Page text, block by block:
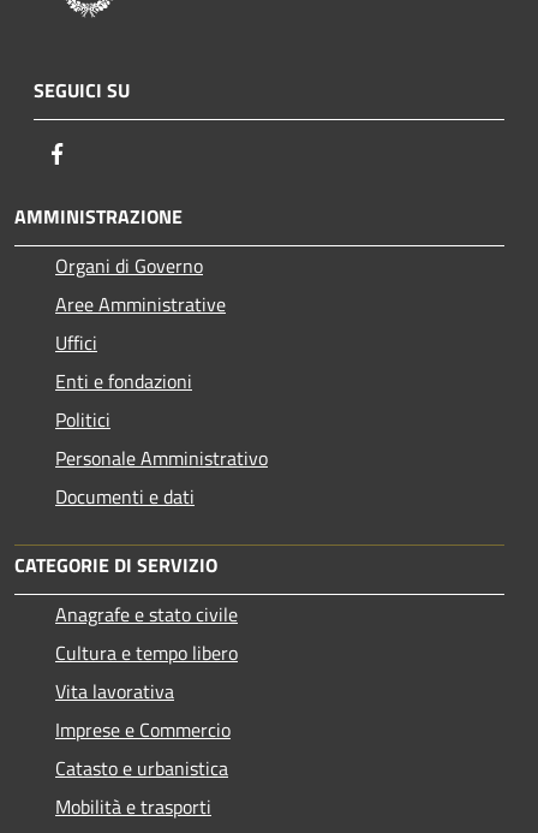
SEGUICI SU
AMMINISTRAZIONE
Organi di Governo
Aree Amministrative
Uffici
Enti e fondazioni
Politici
Personale Amministrativo
Documenti e dati
CATEGORIE DI SERVIZIO
Anagrafe e stato civile
Cultura e tempo libero
Vita lavorativa
Imprese e Commercio
Catasto e urbanistica
Mobilità e trasporti